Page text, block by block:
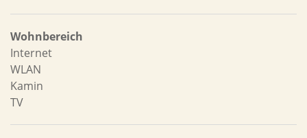
Wohnbereich
Internet
WLAN
Kamin
TV